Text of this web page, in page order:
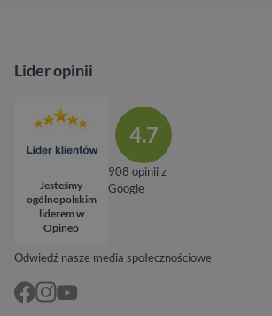
Odwiedź nasze media społecznościowe
Lider opinii
Jesteśmy
ogólnopolskim
liderem w
Opineo
4.7
908 opinii z
Google